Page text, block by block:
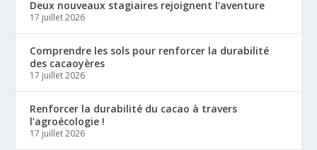
Deux nouveaux stagiaires rejoignent l’aventure
17 juillet 2026
Comprendre les sols pour renforcer la durabilité
des cacaoyères
17 juillet 2026
Renforcer la durabilité du cacao à travers
l’agroécologie !
17 juillet 2026